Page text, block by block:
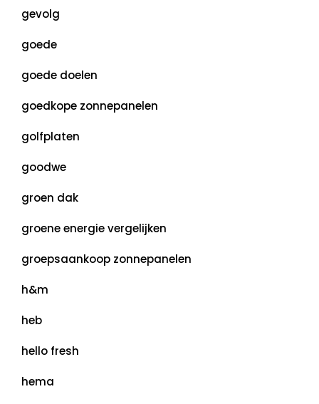
gevolg
goede
goede doelen
goedkope zonnepanelen
golfplaten
goodwe
groen dak
groene energie vergelijken
groepsaankoop zonnepanelen
h&m
heb
hello fresh
hema